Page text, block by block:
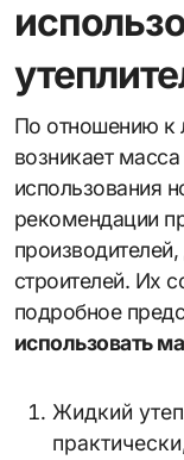
По отношению к
возникает
использования
рекомендации
строителей. Их
подробное
использовать
Жидкий